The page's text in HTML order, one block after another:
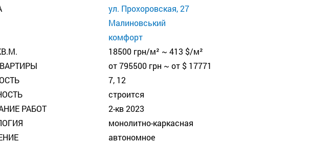
ул. Прохоровская, 27
Малиновський
комфорт
18500 грн/м² ~ 413 $/м²
от 795500 грн ~ от $ 17771
7, 12
строится
РАБОТ
2-кв 2023
монолитно-каркасная
автономное